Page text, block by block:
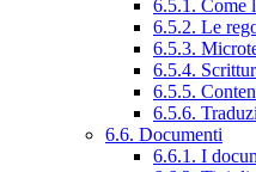
6.5.1. Come
6.5.2. Le
6.5.3.
6.5.4.
6.5.5.
6.5.6.
6.6. Documenti
6.6.1. I